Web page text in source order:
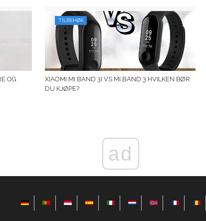
OG
TILBEHØR
XIAOMI MI BAND 3I VS MI BAND 3 HVILKEN BØR
DU KJØPE?
ad